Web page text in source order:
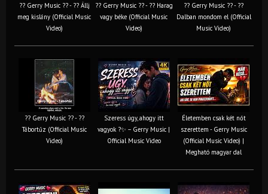
?? Gerry Music ?? - ?? Állj
meg kislány (Official Music
Video)
?? Gerry Music ?? - ?? Harag
vagy béke (Official Music
Video)
?? Gerry Music ?? - ??
Dalban mondom el (Official
Music Video)
?? Gerry Music ?? - ??
Tábortűz (Official Music
Video)
Szeress úgy, ahogy itt
vagyok ?✨ – Gerry Music |
Official Music Video
Életemben csak két nőt
szerettem - Gerry Music
(Official Music Video) |
Megható magyar dal